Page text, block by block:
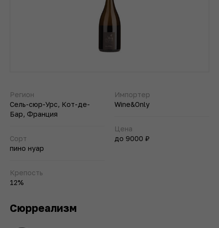
Регион
Сель-сюр-Урс, Кот-де-
Бар, Франция
Сорт
пино нуар
Крепость
12%
Импортер
Wine&Only
Цена
до 9000 ₽
Сюрреализм